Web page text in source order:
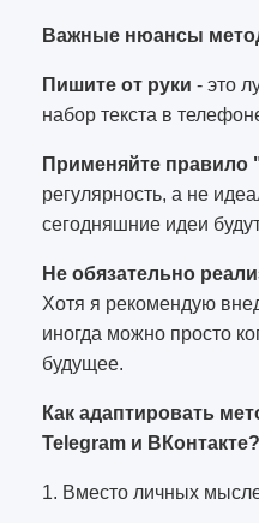
Важные нюансы
Пишите от руки - это
набор текста в
Применяйте правило
регулярность, а не
сегодняшние идеи
Не обязательно
Хотя я рекомендую
иногда можно просто
будущее.
Как адаптировать
Telegram и ВКонтакте?
1. Вместо личных